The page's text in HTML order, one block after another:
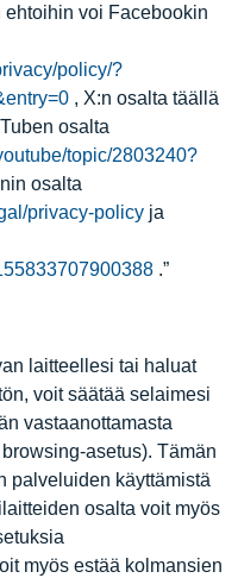
voi Facebookin
policy/?
, X:n osalta täällä
osalta
topic/2803240?
osalta
privacy-policy ja
.”
laitteellesi tai haluat
voit säätää selaimesi
vastaanottamasta
asetus). Tämän
palveluiden käyttämistä
osalta voit myös
myös estää kolmansien